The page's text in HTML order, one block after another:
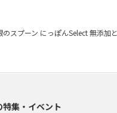
のスプーン にっぽんSelect 無添加
集・イベント